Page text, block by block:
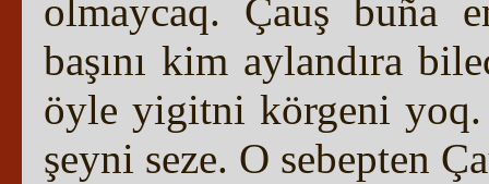
olmaycaq. Çauş buña
başını kim aylandıra
öyle yigitni körgeni yoq.
şeyni seze. O sebepten